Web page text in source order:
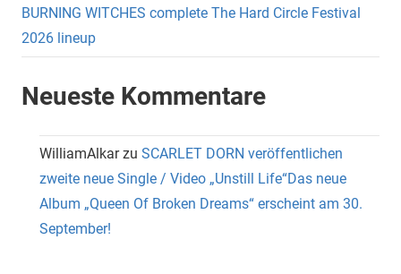
BURNING WITCHES complete The Hard Circle Festival
2026 lineup
Neueste Kommentare
WilliamAlkarzu SCARLET DORN veröffentlichen
zweite neue Single / Video „Unstill Life“Das neue
Album „Queen Of Broken Dreams“ erscheint am 30.
September!